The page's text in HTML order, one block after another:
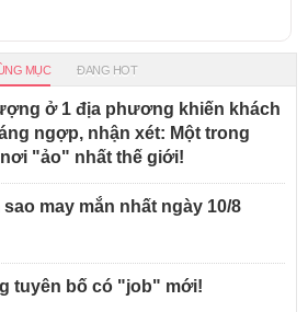
MỤC ĐANG HOT
ở 1 địa phương khiến khách
ngợp, nhận xét: Một trong
"ảo" nhất thế giới!
may mắn nhất ngày 10/8
tuyên bố có "job" mới!